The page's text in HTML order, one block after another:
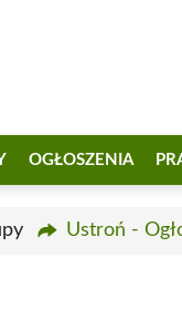
OGŁOSZENIA
Ustroń -